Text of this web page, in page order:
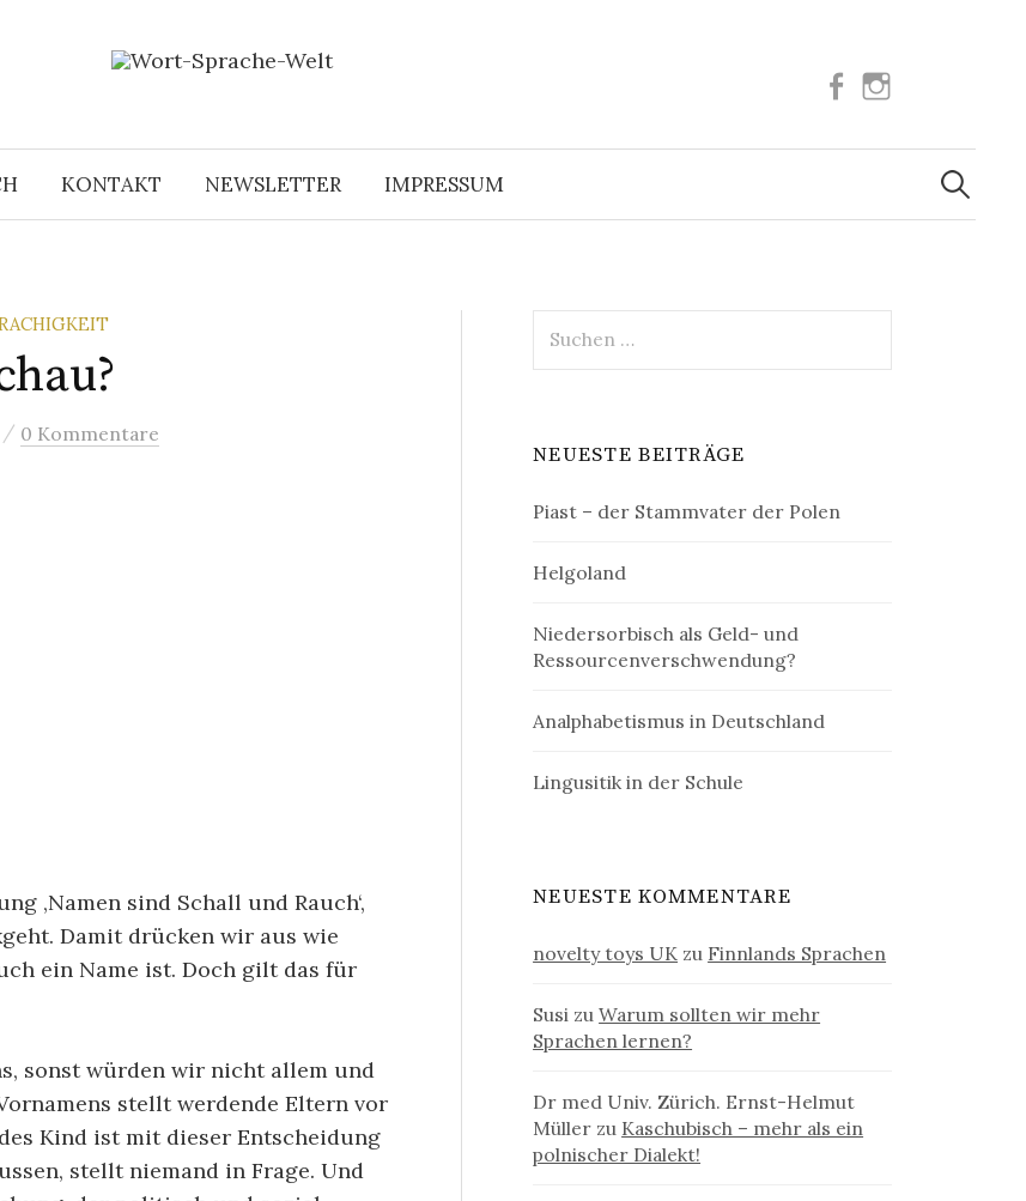
Facebook
KONTAKT NEWSLETTER IMPRESSUM
Suchen
nach:
/ 0 Kommentare
‚Namen sind Schall und Rauch‘,
Damit drücken wir aus wie
ein Name ist. Doch gilt das für
sonst würden wir nicht allem und
stellt werdende Eltern vor
Kind ist mit dieser Entscheidung
stellt niemand in Frage. Und
nach:
NEUESTE BEITRÄGE
Piast – der Stammvater der Polen
Helgoland
Niedersorbisch als Geld- und
Ressourcenverschwendung?
Analphabetismus in Deutschland
Lingusitik in der Schule
NEUESTE KOMMENTARE
novelty toys UK zu Finnlands Sprachen
Susi zuWarum sollten wir mehr
Sprachen lernen?
Dr med Univ. Zürich. Ernst-Helmut
Müller zu Kaschubisch – mehr als ein
polnischer Dialekt!